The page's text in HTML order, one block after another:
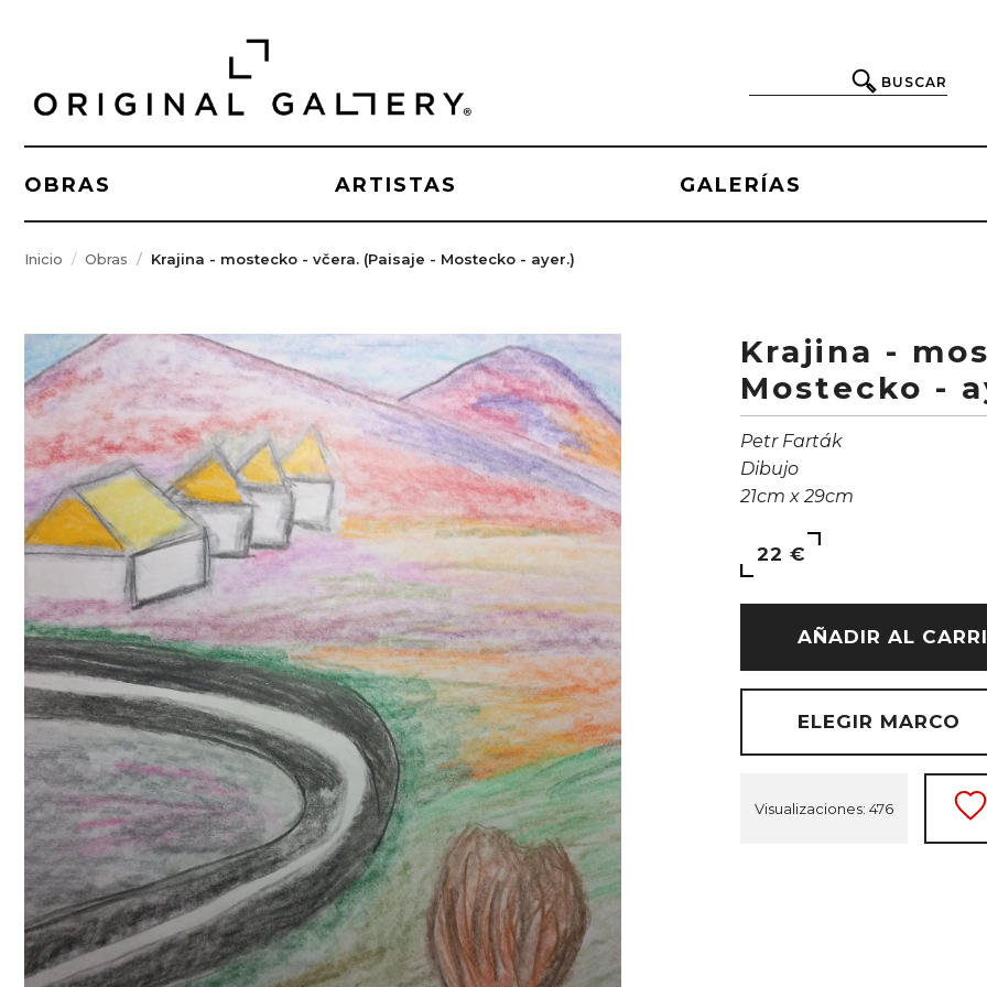
BUSCAR
OBRAS ARTISTAS GALERÍAS
Inicio Obras Krajina - mostecko - včera. (Paisaje - Mostecko - ayer.)
Krajina -
Mostecko -
Petr Farták
Dibujo
21cm x 29cm
22 €
AÑADIR AL
ELEGIR MARCO
Visualizaciones: 476